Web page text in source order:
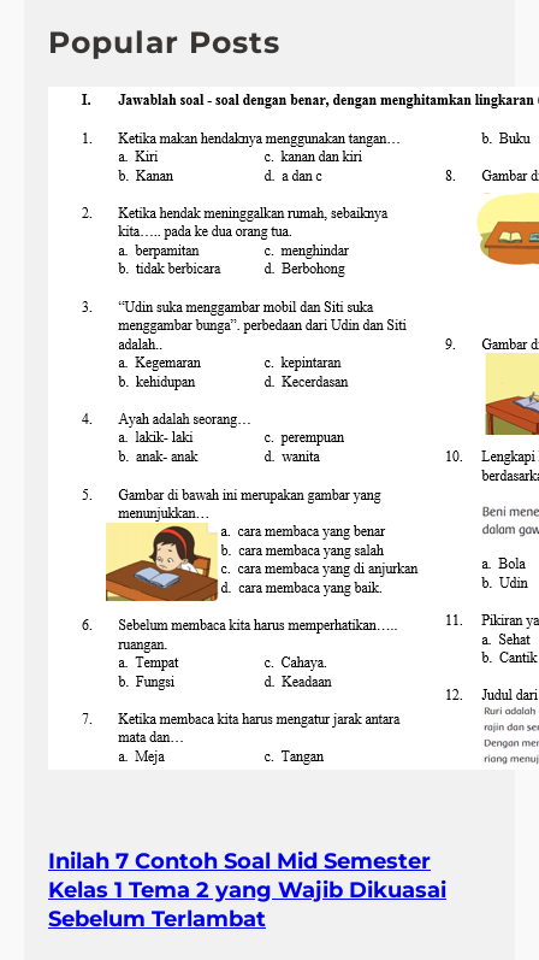
h
Popular Posts
Inilah 7 Contoh Soal Mid Semester
Kelas 1 Tema 2 yang Wajib Dikuasai
Sebelum Terlambat